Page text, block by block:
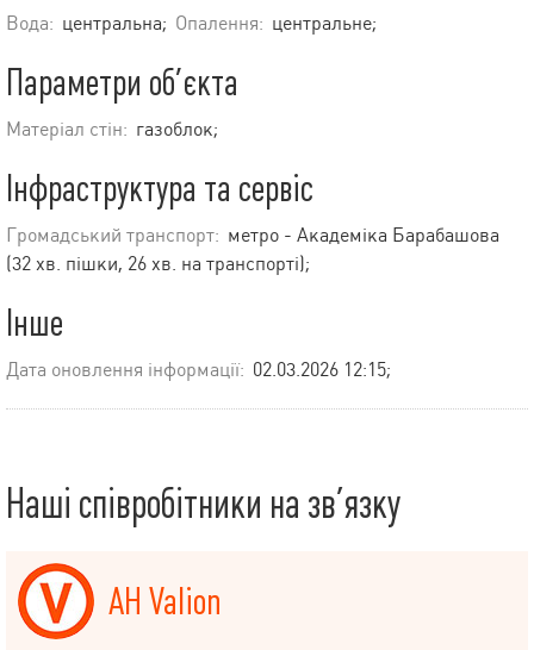
Вода: центральна; Опалення: центральне;
Параметри об’єкта
Матеріал стін: газоблок;
Інфраструктура та сервіс
Громадський транспорт: метро - Академіка Барабашова
(32 хв. пішки, 26 хв. на транспорті);
Інше
Дата оновлення інформації: 02.03.2026 12:15;
Наші співробітники на зв’язку
АН Valion